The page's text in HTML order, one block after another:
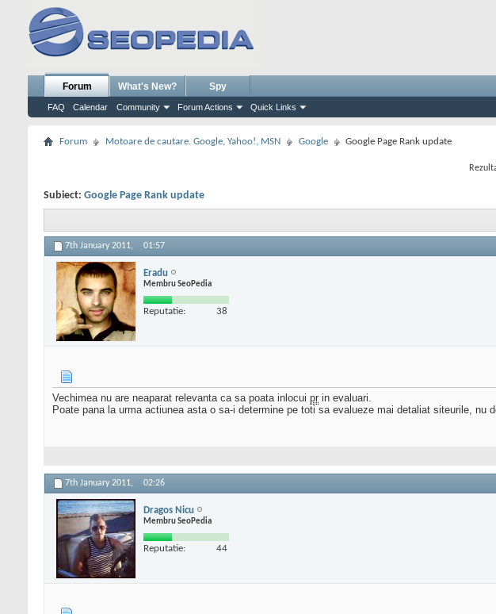
Forum
FAQ Calendar Community Forum Actions Quick Links
What's New? Spy
Forum Motoare de cautare. Google, Yahoo!, MSN Google Google Page Rank update
Subiect: Google Page Rank update
7th January 2011, 01:57
Eradu
Membru SeoPedia
Reputatie: 38
Vechimea nu are neaparat relevanta ca sa poata inlocui pr in evaluari.
Poate pana la urma actiunea asta o sa-i determine pe toti sa evalueze mai detaliat siteurile, nu
7th January 2011, 02:26
Dragos Nicu
Membru SeoPedia
Reputatie: 44